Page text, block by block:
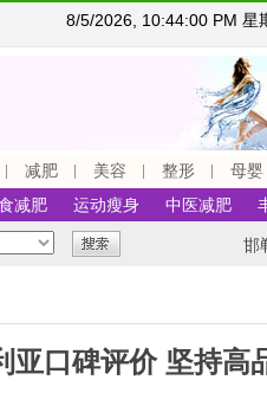
8/5/2026, 10:44:01 PM 星
减肥 美容 整形 母婴
减肥 运动瘦身 中医减肥
邯
亚口碑评价 坚持高